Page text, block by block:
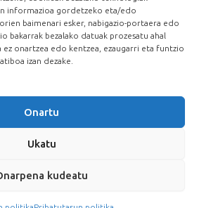
informazioa gordetzeko eta/edo
baimenari esker, nabigazio-portaera edo
bakarrak bezalako datuak prozesatu ahal
ez onartzea edo kentzea, ezaugarri eta funtzio
izan dezake.
Onartu
Ukatu
kudeatu